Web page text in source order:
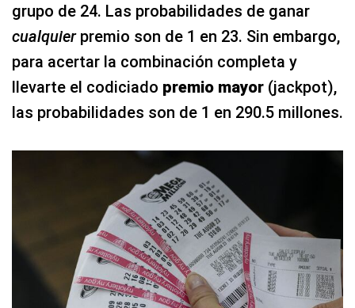
grupo de 24. Las probabilidades de ganar
cualquierpremio son de 1 en 23. Sin embargo,
para acertar la combinación completa y
llevarte el codiciado premio mayor (jackpot),
las probabilidades son de 1 en 290.5 millones.